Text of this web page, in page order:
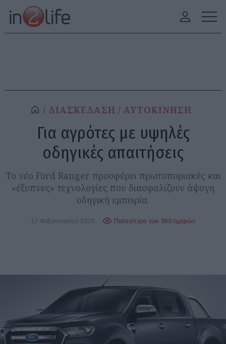
ΔΙΑΣΚΕΔΑΣΗ ΑΥΤΟΚΙΝΗΣΗ
Για αγρότες με υψηλές
οδηγικές απαιτήσεις
Το νέο Ford Ranger προσφέρει πρωτοποριακές και
«έξυπνες» τεχνολογίες που διασφαλίζουν άψογη
οδηγική εμπειρία.
17 Φεβρουαρίου 2016 Παλαιότερο των 360 ημερών